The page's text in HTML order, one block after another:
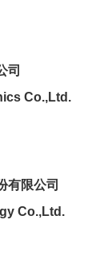
司
Co.,Ltd.
有限公司
Co.,Ltd.